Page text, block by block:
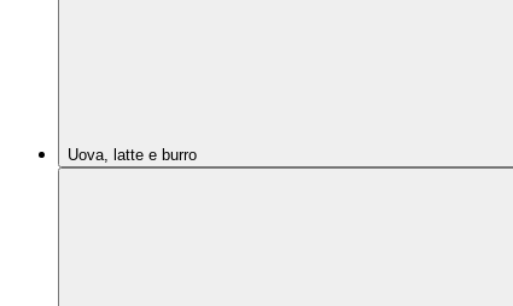
Uova, latte e burro